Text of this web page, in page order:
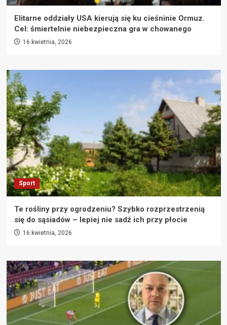
Elitarne oddziały USA kierują się ku cieśninie Ormuz.
Cel: śmiertelnie niebezpieczna gra w chowanego
16 kwietnia, 2026
Sport
Te rośliny przy ogrodzeniu? Szybko rozprzestrzenią
się do sąsiadów – lepiej nie sadź ich przy płocie
16 kwietnia, 2026